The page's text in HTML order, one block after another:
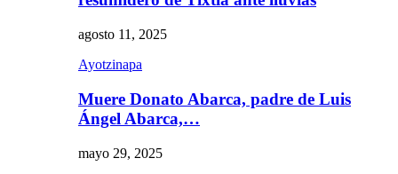
agosto 11, 2025
Ayotzinapa
Muere Donato Abarca, padre de Luis
Ángel Abarca,…
mayo 29, 2025